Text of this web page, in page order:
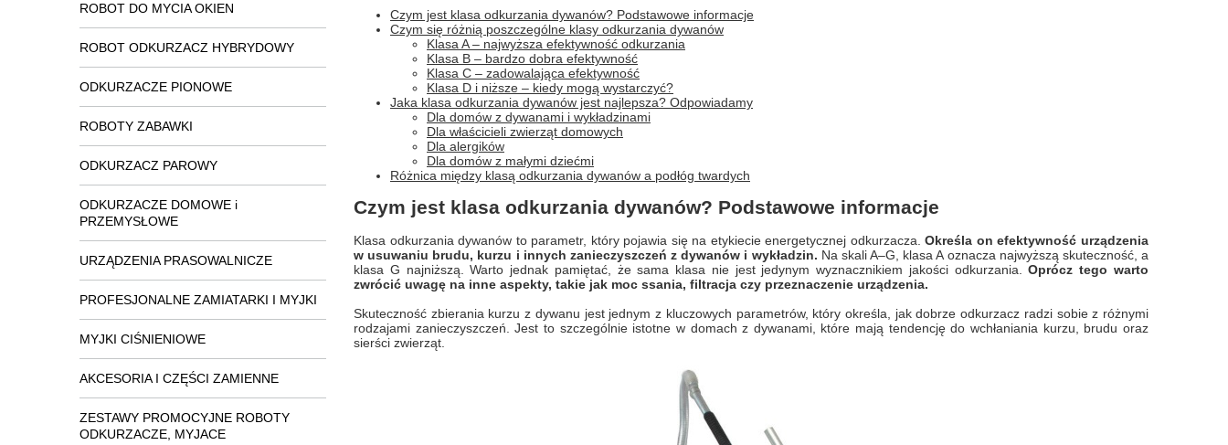
ROBOT DO MYCIA OKIEN
ROBOT ODKURZACZ HYBRYDOWY
ODKURZACZE PIONOWE
ROBOTY ZABAWKI
ODKURZACZ PAROWY
ODKURZACZE DOMOWE i
PRZEMYSŁOWE
URZĄDZENIA PRASOWALNICZE
PROFESJONALNE ZAMIATARKI I MYJKI
MYJKI CIŚNIENIOWE
AKCESORIA I CZĘŚCI ZAMIENNE
ZESTAWY PROMOCYJNE ROBOTY
ODKURZACZE, MYJACE
Czym jest klasa odkurzania dywanów? Podstawowe informacje
Czym się różnią poszczególne klasy odkurzania dywanów
Klasa A – najwyższa efektywność odkurzania
Klasa B – bardzo dobra efektywność
Klasa C – zadowalająca efektywność
Klasa D i niższe – kiedy mogą wystarczyć?
Jaka klasa odkurzania dywanów jest najlepsza? Odpowiadamy
Dla domów z dywanami i wykładzinami
Dla właścicieli zwierząt domowych
Dla alergików
Dla domów z małymi dziećmi
Różnica między klasą odkurzania dywanów a podłóg twardych
Czym jest klasa odkurzania dywanów? Podstawowe informacje
Klasa odkurzania dywanów to parametr, który pojawia się na etykiecie energetycznej odkurzacza.Określa on efektywność urządzenia
w usuwaniu brudu, kurzu i innych zanieczyszczeń z dywanów i wykładzin. Na skali A–G, klasa A oznacza najwyższą skuteczność, a
klasa G najniższą. Warto jednak pamiętać, że sama klasa nie jest jedynym wyznacznikiem jakości odkurzania.Oprócz tego warto
zwrócić uwagę na inne aspekty, takie jak moc ssania, filtracja czy przeznaczenie urządzenia.
Skuteczność zbierania kurzu z dywanu jest jednym z kluczowych parametrów, który określa, jak dobrze odkurzacz radzi sobie z różnymi
rodzajami zanieczyszczeń. Jest to szczególnie istotne w domach z dywanami, które mają tendencję do wchłaniania kurzu, brudu oraz
sierści zwierząt.